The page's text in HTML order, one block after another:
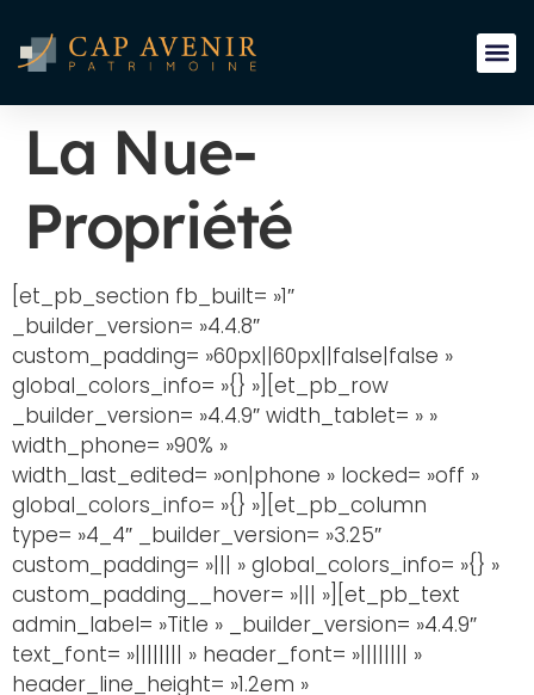
La Nue-
Propriété
[et_pb_section fb_built= »1″
_builder_version= »4.4.8″
custom_padding= »60px||60px||false|false »
global_colors_info= »{} »][et_pb_row
_builder_version= »4.4.9″ width_tablet= » »
width_phone= »90% »
width_last_edited= »on|phone » locked= »off »
global_colors_info= »{} »][et_pb_column
type= »4_4″ _builder_version= »3.25″
custom_padding= »||| » global_colors_info= »{} »
custom_padding__hover= »||| »][et_pb_text
admin_label= »Title » _builder_version= »4.4.9″
text_font= »|||||||| » header_font= »|||||||| »
header_line_height= »1.2em »